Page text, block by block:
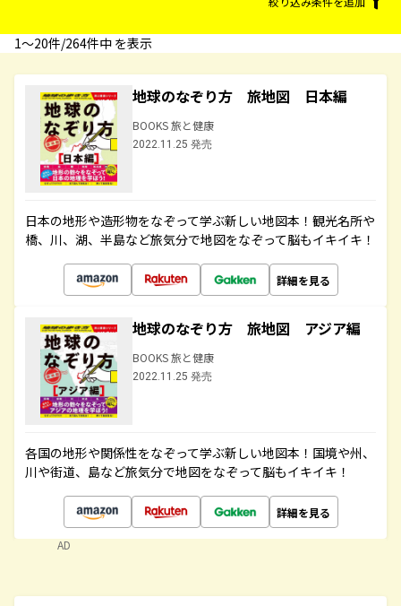
1〜20件/264件中 を表示
地球のなぞり方 旅地図 日本編
BOOKS 旅と健康
2022.11.25 発売
日本の地形や造形物をなぞって学ぶ新しい地図本！観光名所や
橋、川、湖、半島など旅気分で地図をなぞって脳もイキイキ！
詳細を見る
地球のなぞり方 旅地図 アジア編
BOOKS 旅と健康
2022.11.25 発売
各国の地形や関係性をなぞって学ぶ新しい地図本！国境や州、
川や街道、島など旅気分で地図をなぞって脳もイキイキ！
詳細を見る
AD